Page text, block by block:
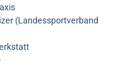
(Landessportverband